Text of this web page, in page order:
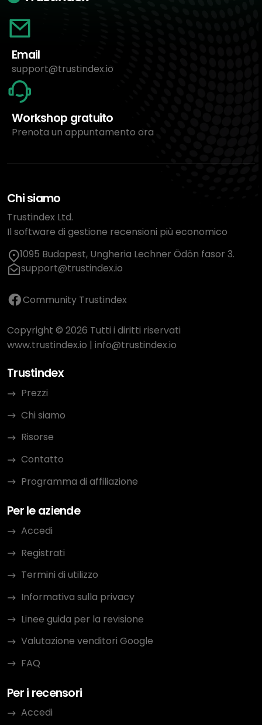
Email
support@trustindex.io
Workshop gratuito
Prenota un appuntamento ora
Chi siamo
Trustindex Ltd.
Il software di gestione recensioni più economico
1095 Budapest, Ungheria Lechner Ödön fasor 3.
support@trustindex.io
Community Trustindex
Copyright © 2026 Tutti i diritti riservati
www.trustindex.io | info@trustindex.io
Trustindex
Prezzi
Chi siamo
Risorse
Contatto
Programma di affiliazione
Per le aziende
Accedi
Registrati
Termini di utilizzo
Informativa sulla privacy
Linee guida per la revisione
Valutazione venditori Google
FAQ
Per i recensori
Accedi